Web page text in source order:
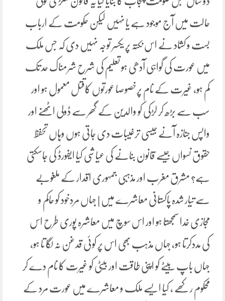
حالت میں آج موجود ہے یا نہیں لیکن حکومت کے ارباب
بست و کشاد نے اس نکتہ پر یکسر توجہ نہیں دی کہ جس ملک
میں عورت کی گواہی آدھی ہو تعلیم کی شرح شرمناک حد تک
کم ہو، غیرت کے نام پرخصوصا عورتوں کاقتل معمول ہو اور
سب سے بڑھ کر لڑکی کو والدین کے گھر سے ڈولی اٹھنے اور
واپس جنازہ آنے جیسی ترغیبات دی جاتی ہوں وہاں تحفظ
حقوق نسواں جیسے قانون بنانے کی عیاشی کیا ایفورڈ کی جاسکتی
ہے؟ مشرق مغرب اور مذہبی جمہوری اقدار کے ملغوبے
سے تیار شدہ پاکستانی معاشرے میں | جہاں مردخود کو حاکم و
مجازی خدا سمجھتا ہو اور اس سوچ میں معاشرہ پوری طرح اس
کی مددکرتا ہو، جہاں مذہب بھی اس پر کوئی قدغن نہ لگا تا ہو،
جہاں باپ بیٹے کو اپنی طاقت اور بیٹی کو غیرت کا نام دے کر
محکوم رکھے ، کیا ایسے ملک و معاشرے میں عورت مرد کے